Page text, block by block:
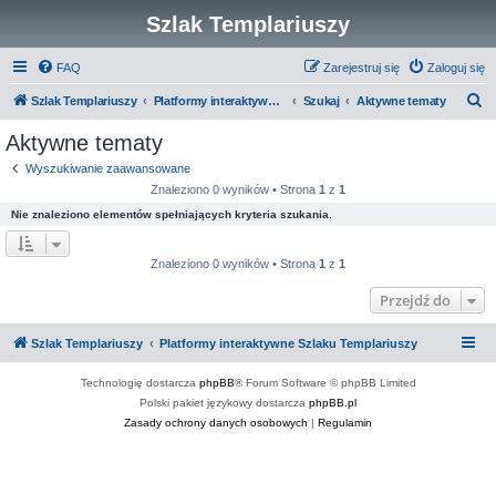
Szlak Templariuszy
FAQ Zaloguj się
Zarejestruj się
Szlak Templariuszy Platformy interaktywne Szlaku Templariuszy Szukaj Aktywne tematy
Aktywne tematy
Wyszukiwanie zaawansowane
Znaleziono 0 wyników • Strona 1 z 1
Nie znaleziono elementów spełniających kryteria szukania.
Znaleziono 0 wyników • Strona 1 z 1
Przejdź do
Szlak Templariuszy Platformy interaktywne Szlaku Templariuszy
Technologię dostarcza phpBB® Forum Software © phpBB Limited
Polski pakiet językowy dostarcza phpBB.pl
Zasady ochrony danych osobowych | Regulamin